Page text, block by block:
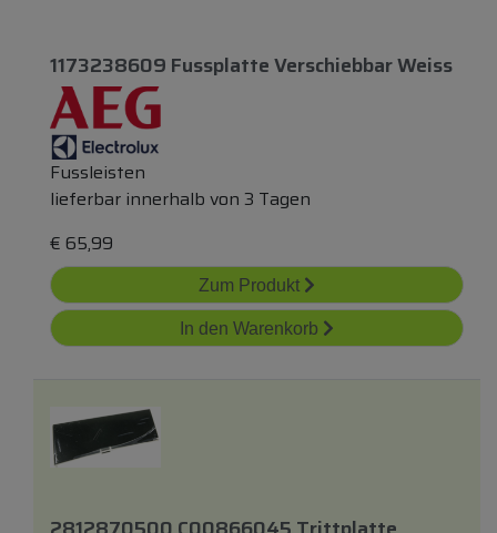
1173238609 Fussplatte Verschiebbar Weiss
Fussleisten
lieferbar innerhalb von 3 Tagen
€ 65,99
Zum Produkt
In den Warenkorb